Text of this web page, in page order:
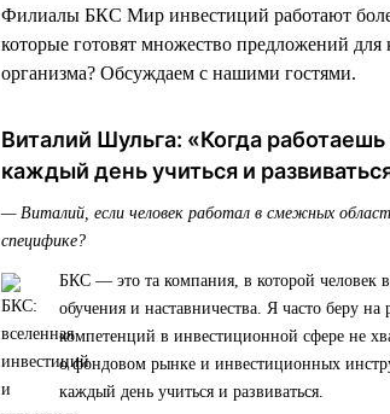
Филиалы БКС Мир инвестиций работают
которые готовят множество предложений
организма? Обсуждаем с нашими гостями.
Виталий Шульга: «Когда
каждый день учиться и
— Виталий, если человек работал в смежных
специфике?
БКС — это та компания, в которой человек
обучения и наставничества. Я часто беру
компетенций в инвестиционной сфере не
о фондовом рынке и инвестиционных
каждый день учиться и развиваться.